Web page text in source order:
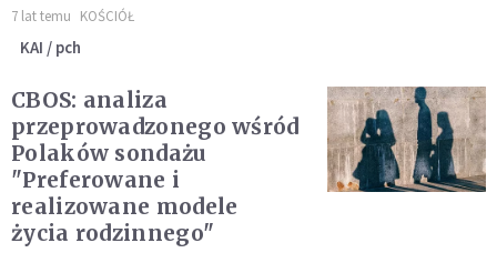
7 lat temu KOŚCIÓŁ
KAI / pch
CBOS: analiza
przeprowadzonego wśród
Polaków sondażu
"Preferowane i
realizowane modele
życia rodzinnego"